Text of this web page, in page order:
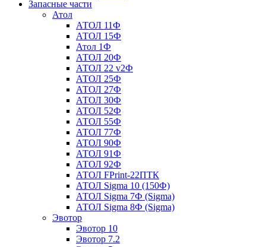
Запасные части
Атол
АТОЛ 11Ф
АТОЛ 15Ф
Атол 1Ф
АТОЛ 20Ф
АТОЛ 22 v2Ф
АТОЛ 25Ф
АТОЛ 27Ф
АТОЛ 30Ф
АТОЛ 52Ф
АТОЛ 55Ф
АТОЛ 77Ф
АТОЛ 90Ф
АТОЛ 91Ф
АТОЛ 92Ф
АТОЛ FPrint-22ПТК
АТОЛ Sigma 10 (150Ф)
АТОЛ Sigma 7Ф (Sigma)
АТОЛ Sigma 8Ф (Sigma)
Эвотор
Эвотор 10
Эвотор 7.2